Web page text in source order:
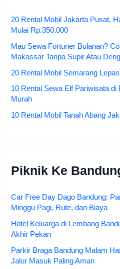
20 Rental Mobil Jakarta Pusat,
Mulai Rp.350.000
Mau Sewa Fortuner Bulanan?
Makassar Tanpa Supir Atau
20 Rental Mobil Semarang
10 Rental Sewa Elf Pariwisata di
Murah
10 Rental Mobil Tanah Abang
Piknik Ke
Car Free Day Dago Bandung:
Minggu Pagi, Rute, dan Biaya
Hotel Keluarga di Lembang
Akhir Pekan
Parkir Braga Bandung Malam
Jalur Masuk Paling Aman